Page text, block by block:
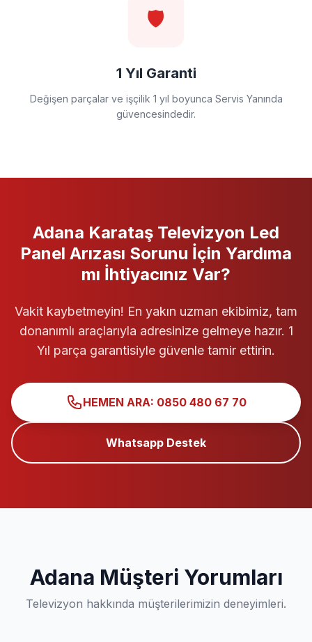
🛡️
1 Yıl Garanti
Değişen parçalar ve işçilik 1 yıl boyunca Servis Yanında
güvencesindedir.
Adana Karataş Televizyon Led
Panel Arızası Sorunu İçin Yardıma
mı İhtiyacınız Var?
Vakit kaybetmeyin! En yakın uzman ekibimiz, tam
donanımlı araçlarıyla adresinize gelmeye hazır. 1
Yıl parça garantisiyle güvenle tamir ettirin.
HEMEN ARA: 0850 480 67 70
Whatsapp Destek
Adana Müşteri Yorumları
Televizyon hakkında müşterilerimizin deneyimleri.